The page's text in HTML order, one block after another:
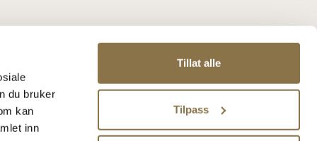
du bruker
kan
inn
Tillat alle
Tilpass